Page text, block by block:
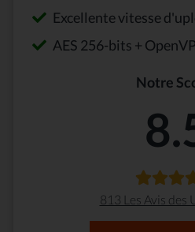
Excellente vitesse
AES 256-bits +
Notre
813 Les Avis des